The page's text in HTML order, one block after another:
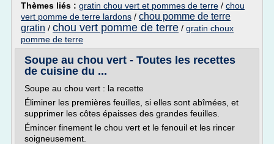
Thèmes liés : gratin chou vert et pommes de terre / chou
vert pomme de terre lardons / chou pomme de terre
gratin / chou vert pomme de terre / gratin choux
pomme de terre
Soupe au chou vert - Toutes les recettes
de cuisine du ...
Soupe au chou vert : la recette
Éliminer les premières feuilles, si elles sont abîmées, et
supprimer les côtes épaisses des grandes feuilles.
Émincer finement le chou vert et le fenouil et les rincer
soigneusement.